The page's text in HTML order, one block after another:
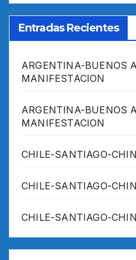
Entradas Recientes
ARGENTINA-BUENOS
MANIFESTACION
ARGENTINA-BUENOS
MANIFESTACION
CHILE-SANTIAGO-
CHILE-SANTIAGO-
CHILE-SANTIAGO-